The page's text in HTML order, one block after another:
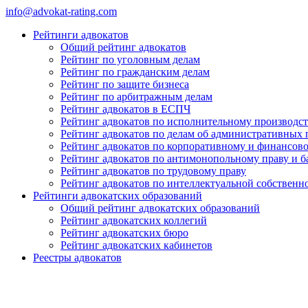
info@advokat-rating.com
Рейтинги адвокатов
Общий рейтинг адвокатов
Рейтинг по уголовным делам
Рейтинг по гражданским делам
Рейтинг по защите бизнеса
Рейтинг по арбитражным делам
Рейтинг адвокатов в ЕСПЧ
Рейтинг адвокатов по исполнительному
Рейтинг адвокатов по делам об административных
Рейтинг адвокатов по корпоративному и
Рейтинг адвокатов по антимонопольному праву и
Рейтинг адвокатов по трудовому праву
Рейтинг адвокатов по интеллектуальной
Рейтинги адвокатских образований
Общий рейтинг адвокатских образований
Рейтинг адвокатских коллегий
Рейтинг адвокатских бюро
Рейтинг адвокатских кабинетов
Реестры адвокатов